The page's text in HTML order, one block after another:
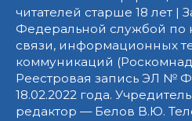
читателей старше 18 лет |
Федеральной службой по
связи, информационных
коммуникаций
Реестровая запись ЭЛ №
18.02.2022 года.
редактор — Белов В.Ю.